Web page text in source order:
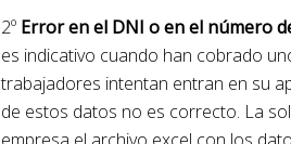
2º Error en el DNI o en el número
es indicativo cuando han cobrado
trabajadores intentan entran en su
de estos datos no es correcto. La